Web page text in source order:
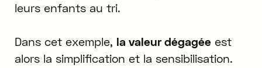
leurs enfants au tri.
Dans cet exemple, la valeur dégagéeest
alors la simplification et la sensibilisation.